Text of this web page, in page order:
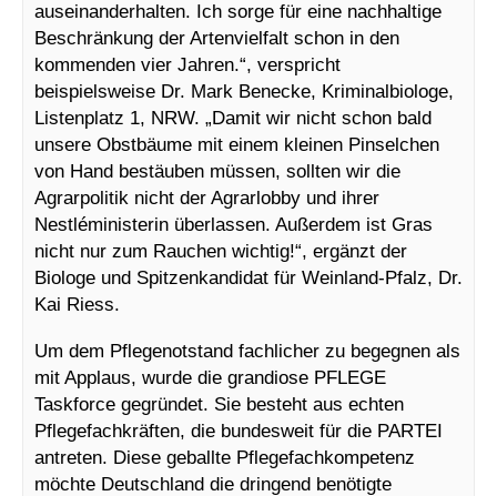
auseinanderhalten. Ich sorge für eine nachhaltige
Beschränkung der Artenvielfalt schon in den
kommenden vier Jahren.“, verspricht
beispielsweise Dr. Mark Benecke, Kriminalbiologe,
Listenplatz 1, NRW. „Damit wir nicht schon bald
unsere Obstbäume mit einem kleinen Pinselchen
von Hand bestäuben müssen, sollten wir die
Agrarpolitik nicht der Agrarlobby und ihrer
Nestléministerin überlassen. Außerdem ist Gras
nicht nur zum Rauchen wichtig!“, ergänzt der
Biologe und Spitzenkandidat für Weinland-Pfalz, Dr.
Kai Riess.
Um dem Pflegenotstand fachlicher zu begegnen als
mit Applaus, wurde die grandiose PFLEGE
Taskforce gegründet. Sie besteht aus echten
Pflegefachkräften, die bundesweit für die PARTEI
antreten. Diese geballte Pflegefachkompetenz
möchte Deutschland die dringend benötigte